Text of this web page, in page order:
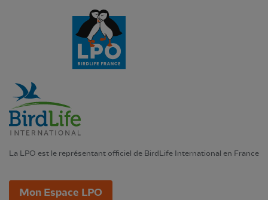
La LPO est le représentant officiel de BirdLife International en France
Mon Espace LPO